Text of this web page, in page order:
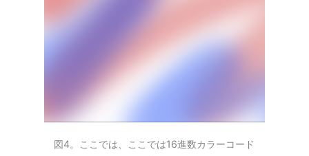
図4。ここでは、ここでは16進数カラーコード